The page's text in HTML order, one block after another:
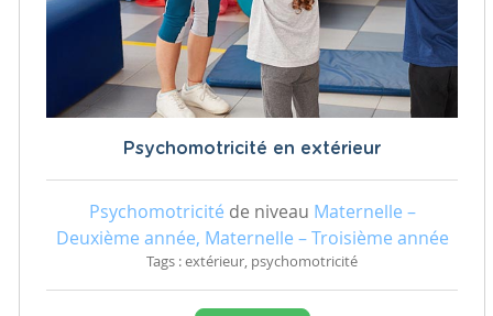
Psychomotricité en extérieur
Psychomotricité de niveau Maternelle –
Deuxième année, Maternelle – Troisième année
Tags : extérieur, psychomotricité